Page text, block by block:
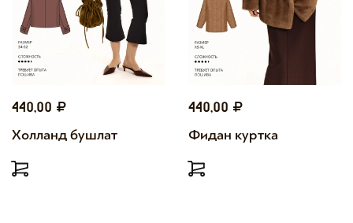
440,00
Холланд бушлат
440,00
Фидан куртка